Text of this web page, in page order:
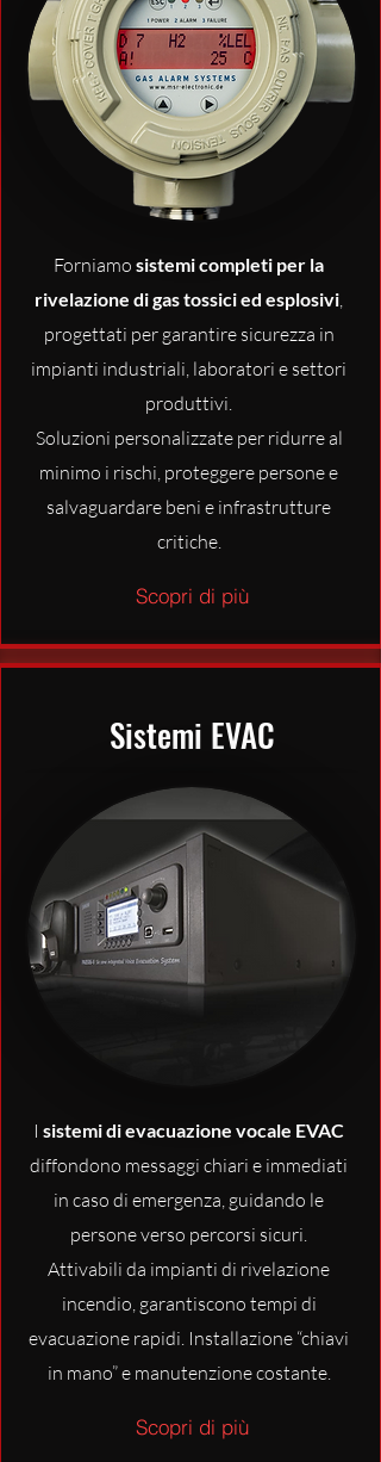
Forniamo sistemi completi per la
rivelazione di gas tossici ed esplosivi,
progettati per garantire sicurezza in
impianti industriali, laboratori e settori
produttivi.
Soluzioni personalizzate per ridurre al
minimo i rischi, proteggere persone e
salvaguardare beni e infrastrutture
critiche.
Scopri di più
Sistemi EVAC
I sistemi di evacuazione vocale EVAC
diffondono messaggi chiari e immediati
in caso di emergenza, guidando le
persone verso percorsi sicuri.
Attivabili da impianti di rivelazione
incendio, garantiscono tempi di
evacuazione rapidi. Installazione “chiavi
in mano” e manutenzione costante.
Scopri di più